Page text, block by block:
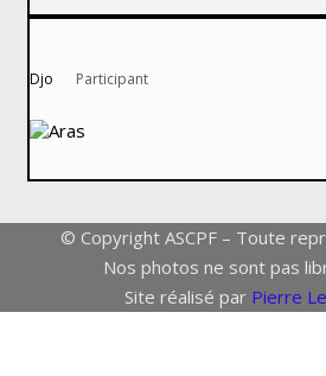
Djo Participant
© Copyright ASCPF – Toute
Nos photos ne sont pas
Site réalisé par Pierre